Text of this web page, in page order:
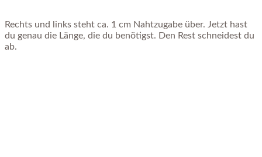
Rechts und links steht ca. 1 cm Nahtzugabe über. Jetzt hast
du genau die Länge, die du benötigst. Den Rest schneidest du
ab.